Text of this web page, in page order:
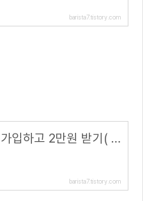
barista7.tistory.com
앱테크, 코인원 가입하고 2만원 받기( 초대 코드 : 5G7TC772 )
barista7.tistory.com